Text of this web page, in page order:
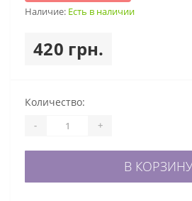
Наличие: Есть в наличии
420 грн.
Количество:
- +
В